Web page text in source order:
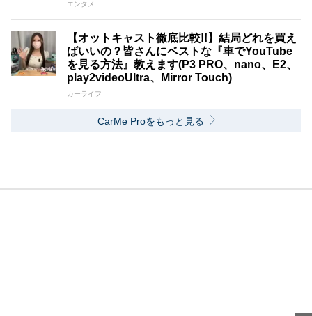
エンタメ
【オットキャスト徹底比較!!】結局どれを買え
ばいいの？皆さんにベストな『車でYouTube
を見る方法』教えます(P3 PRO、nano、E2、
play2videoUltra、Mirror Touch)
カーライフ
CarMe Proをもっと見る